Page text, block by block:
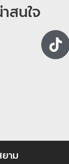
สนใจ
าม